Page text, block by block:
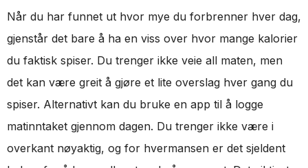
Når du har funnet ut hvor mye du forbrenner hver dag,
gjenstår det bare å ha en viss over hvor mange kalorier
du faktisk spiser. Du trenger ikke veie all maten, men
det kan være greit å gjøre et lite overslag hver gang du
spiser. Alternativt kan du bruke en app til å logge
matinntaket gjennom dagen. Du trenger ikke være i
overkant nøyaktig, og for hvermansen er det sjeldent